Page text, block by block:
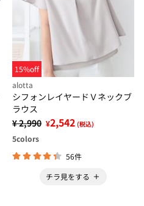
15%off
alotta
シフォンレイヤードＶネックブ
ラウス
¥ 2,990 ¥2,542 (税込)
5colors
56件
チラ見をする